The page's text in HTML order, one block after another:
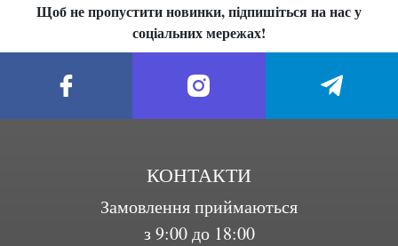
Щоб не пропустити новинки, підпишіться на нас у
соціальних мережах!
КОНТАКТИ
Замовлення приймаються
з 9:00 до 18:00